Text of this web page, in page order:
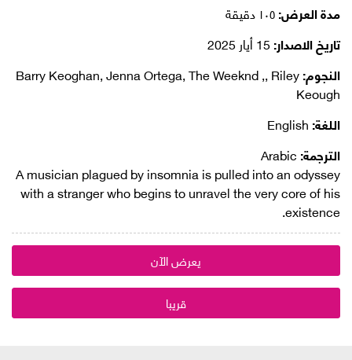
مدة العرض:
تاريخ الاصدار:
النجوم:Barry Keoghan, Jenna Ortega, The Weeknd ,, Riley
Keough
اللغة:
الترجمة:
A musician plagued by insomnia is pulled into an odyssey
with a stranger who begins to unravel the very core of his
existence.
يعرض الآن
قريبا